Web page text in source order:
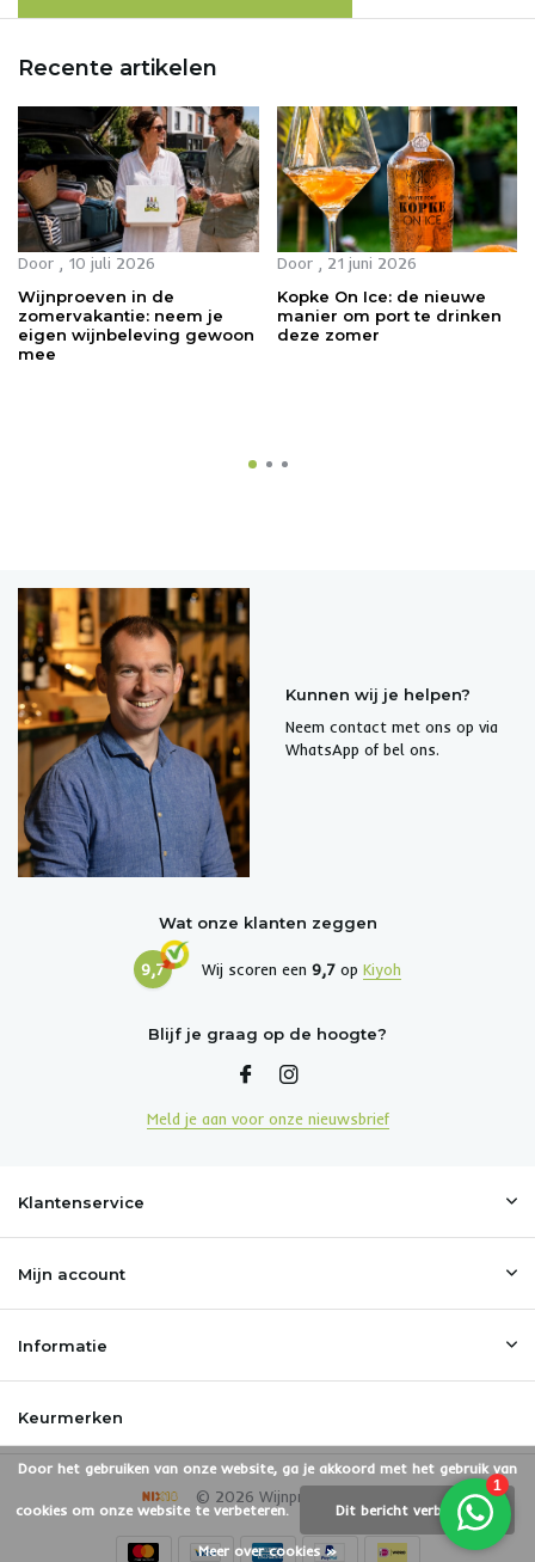
Recente artikelen
Door , 10 juli 2026
Wijnproeven in de
zomervakantie: neem je
eigen wijnbeleving gewoon
mee
Door , 21 juni 2026
Kopke On Ice: de nieuwe
manier om port te drinken
deze zomer
Kunnen wij je helpen?
Neem contact met ons op via
WhatsApp of bel ons.
Wat onze klanten zeggen
9,7 Wij scoren een 9,7 op Kiyoh
Blijf je graag op de hoogte?
Meld je aan voor onze nieuwsbrief
Klantenservice
Mijn account
Informatie
Keurmerken
© 2026 Wijnproeverijbox.nl
Door het gebruiken van onze website, ga je akkoord met het gebruik van
cookies om onze website te verbeteren. Dit bericht verbergen
Meer over cookies »